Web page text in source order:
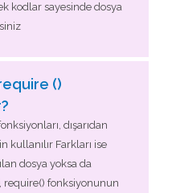
kodlar sayesinde dosya
()
dışarıdan
kullanılır Farkları ise
dosya yoksa da
fonksiyonunun